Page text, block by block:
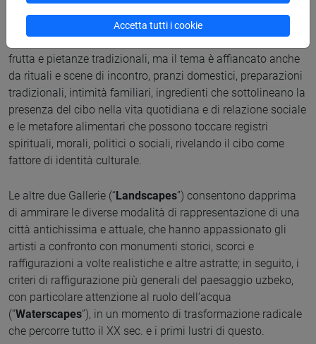
manufatti tessili e ceramici, a evidenziare la pari dignità di
questi oggetti con le opere d’arte figurativa. Vi predomina il
frutta e pietanze tradizionali, ma il tema è affiancato anche
da rituali e scene di incontro, pranzi domestici, preparazioni
tradizionali, intimità familiari, ingredienti che sottolineano la
presenza del cibo nella vita quotidiana e di relazione sociale
e le metafore alimentari che possono toccare registri
spirituali, morali, politici o sociali, rivelando il cibo come
fattore di identità culturale.
Le altre due Gallerie (“Landscapes”) consentono dapprima
di ammirare le diverse modalità di rappresentazione di una
città antichissima e attuale, che hanno appassionato gli
artisti a confronto con monumenti storici, scorci e
raffigurazioni a volte realistiche e altre astratte; in seguito, i
criteri di raffigurazione più generali del paesaggio uzbeko,
con particolare attenzione al ruolo dell’acqua
(“Waterscapes”), in un momento di trasformazione radicale
che percorre tutto il XX sec. e i primi lustri di questo.
Accetta tutti i cookie